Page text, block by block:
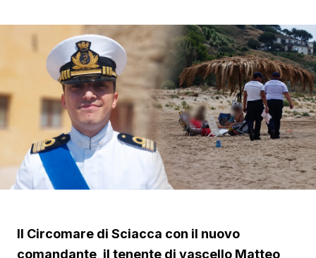
Il Circomare di Sciacca con il nuovo
comandante, il tenente di vascello Matteo